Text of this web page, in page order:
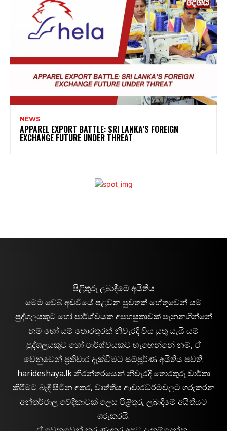
NEWS
APPAREL EXPORT BATTLE: SRI LANKA’S FOREIGN
EXCHANGE FUTURE UNDER THREAT
පිළිතුරු ලබාදීමේ අයිතිය
මෙම වෙබ් අඩවියේ පළවන පුවතක් හේතුවෙන් යම්
පුද්ගලයකුට හෝ පාර්ශ්වයක අපහසුතාවක් පැනනගින්නේ
නම් හෝ යම් තොරතුරක් නිවැරදි විය යුතු යැයි යම්
පුද්ගලයකුට හෝ පාර්ශ්වයකට හැඟෙන්නේ නම්, ඒ
වෙනුවෙන් ප්‍රතිචාර දැක්වීමට සම්පූර්ණ අයිතිය පවතී.
harideshaya.lk නිරන්තරයෙන් නිවැරදි තොරතුරු වාර්තා
කිරීමට බැඳී සිටින අතර, වෘත්තීය ආචාරධර්මවලට ගරුකරන
අන්තර්ජාල වේදිකාවක් ලෙස පිළිතුරු ලබාදීමේ අයිතියට
ගරුකරයි.